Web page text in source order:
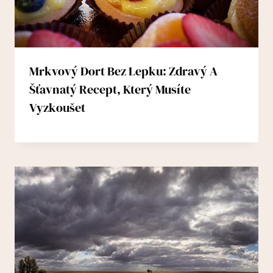
Mrkvový Dort Bez Lepku: Zdravý A
Šťavnatý Recept, Který Musíte
Vyzkoušet